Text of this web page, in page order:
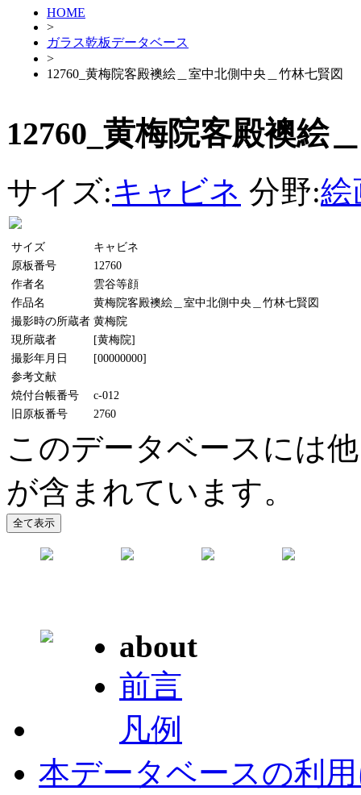
HOME
>
ガラス乾板データベース
>
12760_黄梅院客殿襖絵＿室中北側中央＿竹林七賢図
12760_黄梅院客殿襖絵
サイズ:キャビネ 分野:絵
サイズ
キャビネ
原板番号
12760
作者名
雲谷等顔
作品名
黄梅院客殿襖絵＿室中北側中央＿竹林七賢図
撮影時の所蔵者 黄梅院
現所蔵者
[黄梅院]
撮影年月日
[00000000]
参考文献
焼付台帳番号
c-012
旧原板番号
2760
このデータベースには
が含まれています。
about
前言
凡例
本データベースの利